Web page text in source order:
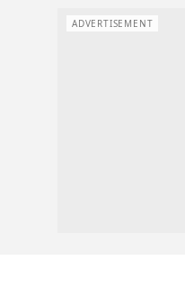
ADVERTISEMENT